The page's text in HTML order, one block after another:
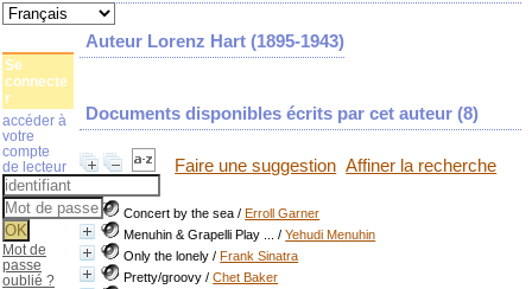
Auteur Lorenz Hart (1895-1943)
Documents disponibles écrits par cet auteur (8)
Faire une suggestion Affiner la recherche
Concert by the sea /Erroll Garner
Menuhin & Grapelli Play ...
/Yehudi Menuhin
Only the lonely /Frank Sinatra
Pretty/groovy /Chet Baker
Se
connecte
r
accéder à
votre
compte
de lecteur
Mot de
passe
oublié ?